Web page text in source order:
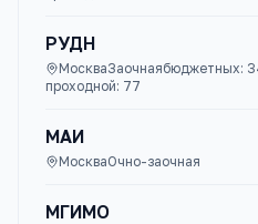
РУДН
МоскваЗаочнаябюджетных:
проходной: 77
МАИ
МоскваОчно-заочная
МГИМО